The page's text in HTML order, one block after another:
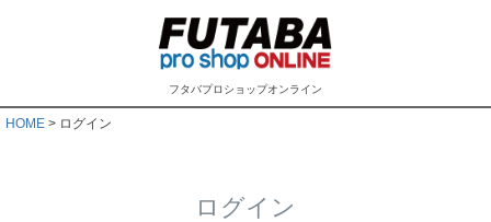
フタバプロショップオンライン
HOME ログイン
ログイン